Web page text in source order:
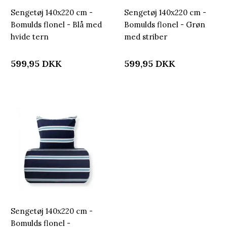
Sengetøj 140x220 cm -
Bomulds flonel - Blå med
hvide tern
599,95 DKK
Sengetøj 140x220 cm -
Bomulds flonel - Grøn
med striber
599,95 DKK
Sengetøj 140x220 cm -
Bomulds flonel -